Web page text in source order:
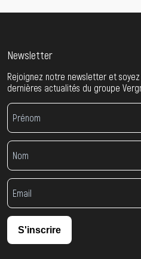
Newsletter
Rejoignez notre newsletter et
dernières actualités du groupe
S'inscrire